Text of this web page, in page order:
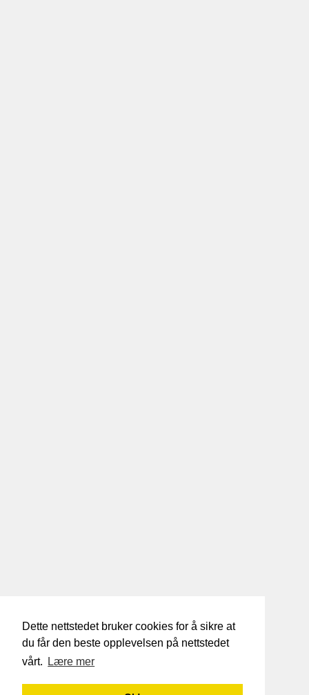
Dette nettstedet bruker cookies for å sikre at
du får den beste opplevelsen på nettstedet
vårt.
Lære mer